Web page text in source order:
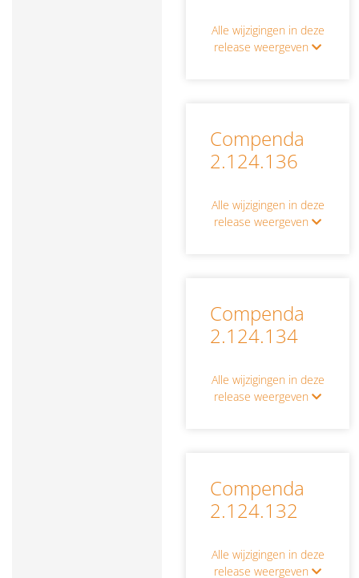
Alle wijzigingen in deze
release weergeven
Compenda
2.124.136
Alle wijzigingen in deze
release weergeven
Compenda
2.124.134
Alle wijzigingen in deze
release weergeven
Compenda
2.124.132
Alle wijzigingen in deze
release weergeven